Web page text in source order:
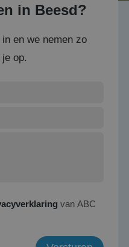
in Beesd?
en we nemen zo
op.
van ABC